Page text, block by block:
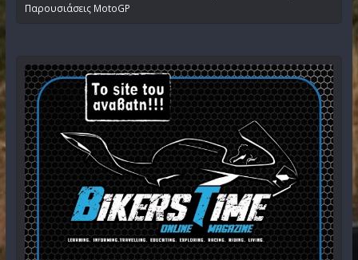
Παρουσιάσεις MotoGP